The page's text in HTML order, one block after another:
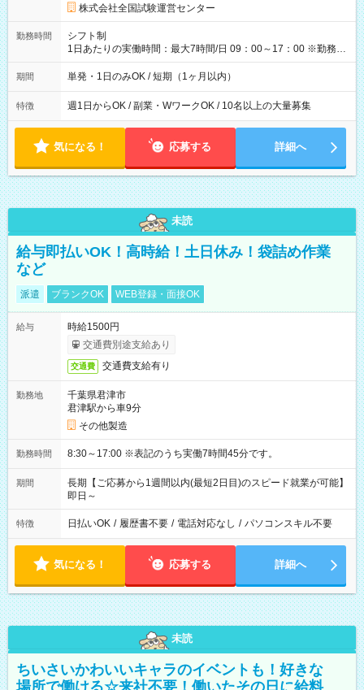
円の場合あり ・国家試験 7:00～13:30（休憩なし） 時給1,300
円（役割手当＋100円）×6時間＝日収8,400円＋交通費 【試用期
間】試用期間なし
株式会社全国試験運営センター
勤務時間
シフト制
1日あたりの実働時間：最大7時間/日 09：00～17：00 ※勤務時
間は 試験により異なります。
期間 単発・1日のみOK / 短期（1ヶ月以内）
特徴 週1日からOK / 副業・WワークOK / 10名以上の大量募集
気になる！ 応募する 詳細へ
未読
給与即払いOK！高時給！土日休み！袋詰め作業
など
派遣 ブランクOK WEB登録・面接OK
給与
時給1500円
交通費別途支給あり
交通費 交通費支給有り
勤務地
千葉県君津市
君津駅から車9分
その他製造
勤務時間 8:30～17:00 ※表記のうち実働7時間45分です。
期間
長期【ご応募から1週間以内(最短2日目)のスピード就業が可能】
即日～
特徴 日払いOK / 履歴書不要 / 電話対応なし / パソコンスキル不要
気になる！ 応募する 詳細へ
未読
ちいさいかわいいキャラのイベントも！好きな
場所で働ける☆来社不要！働いたその日に給料